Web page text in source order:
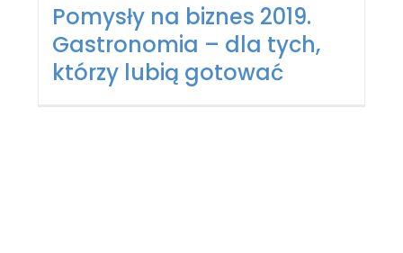
Pomysły na biznes 2019.
Gastronomia – dla tych,
którzy lubią gotować